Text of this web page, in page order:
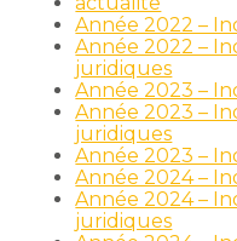
Année 2022 –
Année 2022 –
juridiques
Année 2023 –
Année 2023 –
juridiques
Année 2023 –
Année 2024 –
Année 2024 –
juridiques